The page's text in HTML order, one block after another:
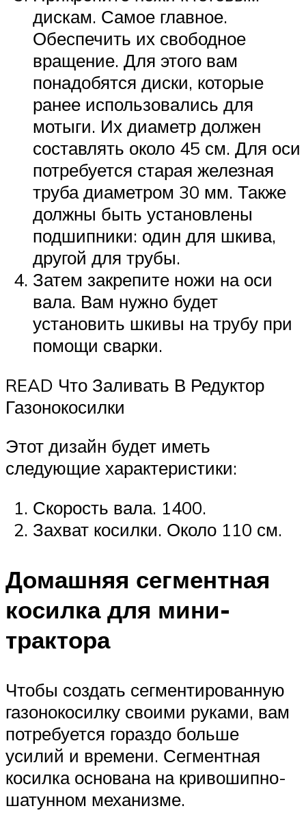
дискам. Самое главное.
Обеспечить их свободное
вращение. Для этого вам
понадобятся диски, которые
ранее использовались для
мотыги. Их диаметр должен
составлять около 45 см. Для оси
потребуется старая железная
труба диаметром 30 мм. Также
должны быть установлены
подшипники: один для шкива,
другой для трубы.
Затем закрепите ножи на оси
вала. Вам нужно будет
установить шкивы на трубу при
помощи сварки.
READ Что Заливать В Редуктор
Газонокосилки
Этот дизайн будет иметь
следующие характеристики:
Скорость вала. 1400.
Захват косилки. Около 110 см.
Домашняя сегментная
косилка для мини-
трактора
Чтобы создать сегментированную
газонокосилку своими руками, вам
потребуется гораздо больше
усилий и времени. Сегментная
косилка основана на кривошипно-
шатунном механизме.